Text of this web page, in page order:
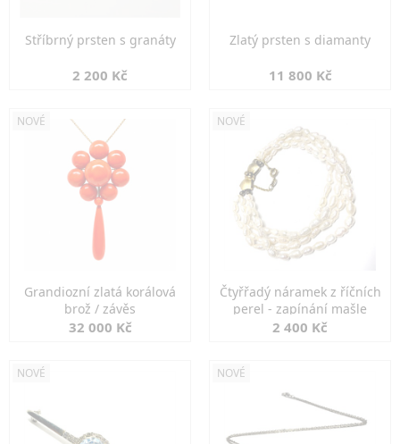
Stříbrný prsten s granáty
2 200 Kč
Zlatý prsten s diamanty
11 800 Kč
NOVÉ
Grandiozní zlatá korálová
brož / závěs
32 000 Kč
NOVÉ
Čtyřřadý náramek z říčních
perel - zapínání mašle
2 400 Kč
NOVÉ NOVÉ